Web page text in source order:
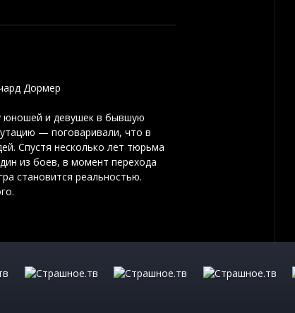
Дормер
юношей и девушек в бывшую
— поговаривали, что в
Спустя несколько лет тюрьма
из боев, в момент перехода
становится реальностью.